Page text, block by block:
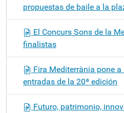
propuestas de baile a la
El Concurs Sons de la
finalistas
Fira Mediterrània pone
entradas de la 20ª edición
Futuro, patrimonio,